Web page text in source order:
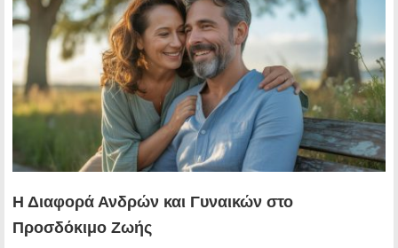
Η Διαφορά Ανδρών και Γυναικών στο
Προσδόκιμο Ζωής